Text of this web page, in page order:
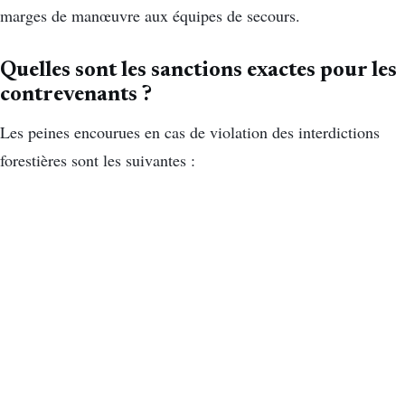
marges de manœuvre aux équipes de secours.
Quelles sont les sanctions exactes pour les
contrevenants ?
Les peines encourues en cas de violation des interdictions
forestières sont les suivantes :